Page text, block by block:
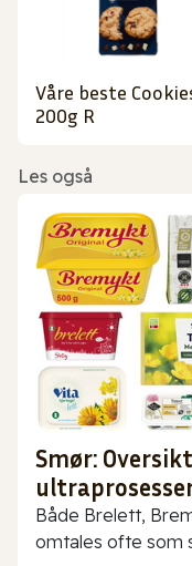
Våre beste
200g R
Les også
Smør:
Både Brelett,
omtales ofte som